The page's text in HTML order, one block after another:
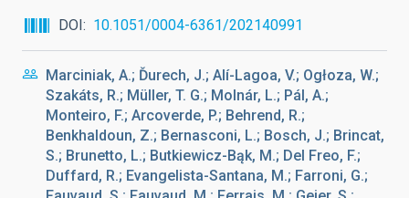
DOI
10.1051/0004-6361/202140991
Marciniak, A.; Ďurech, J.; Alí-Lagoa, V.; Ogłoza, W.;
Szakáts, R.; Müller, T. G.; Molnár, L.; Pál, A.;
Monteiro, F.; Arcoverde, P.; Behrend, R.;
Benkhaldoun, Z.; Bernasconi, L.; Bosch, J.; Brincat,
S.; Brunetto, L.; Butkiewicz-Bąk, M.; Del Freo, F.;
Duffard, R.; Evangelista-Santana, M.; Farroni, G.;